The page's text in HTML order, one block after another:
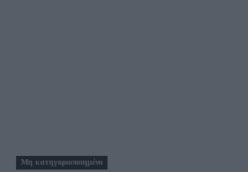
Μη κατηγοριοποιημένο